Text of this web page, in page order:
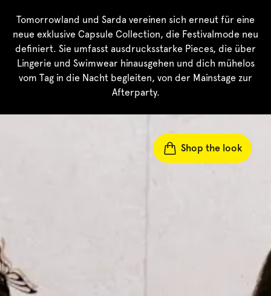
Tomorrowland und Sarda vereinen sich erneut für eine
neue exklusive Capsule Collection, die Festivalmode neu
definiert. Sie umfasst ausdrucksstarke Pieces, die über
Lingerie und Swimwear hinausgehen und dich mühelos
vom Tag in die Nacht begleiten, von der Mainstage zur
Afterparty.
Shop the look